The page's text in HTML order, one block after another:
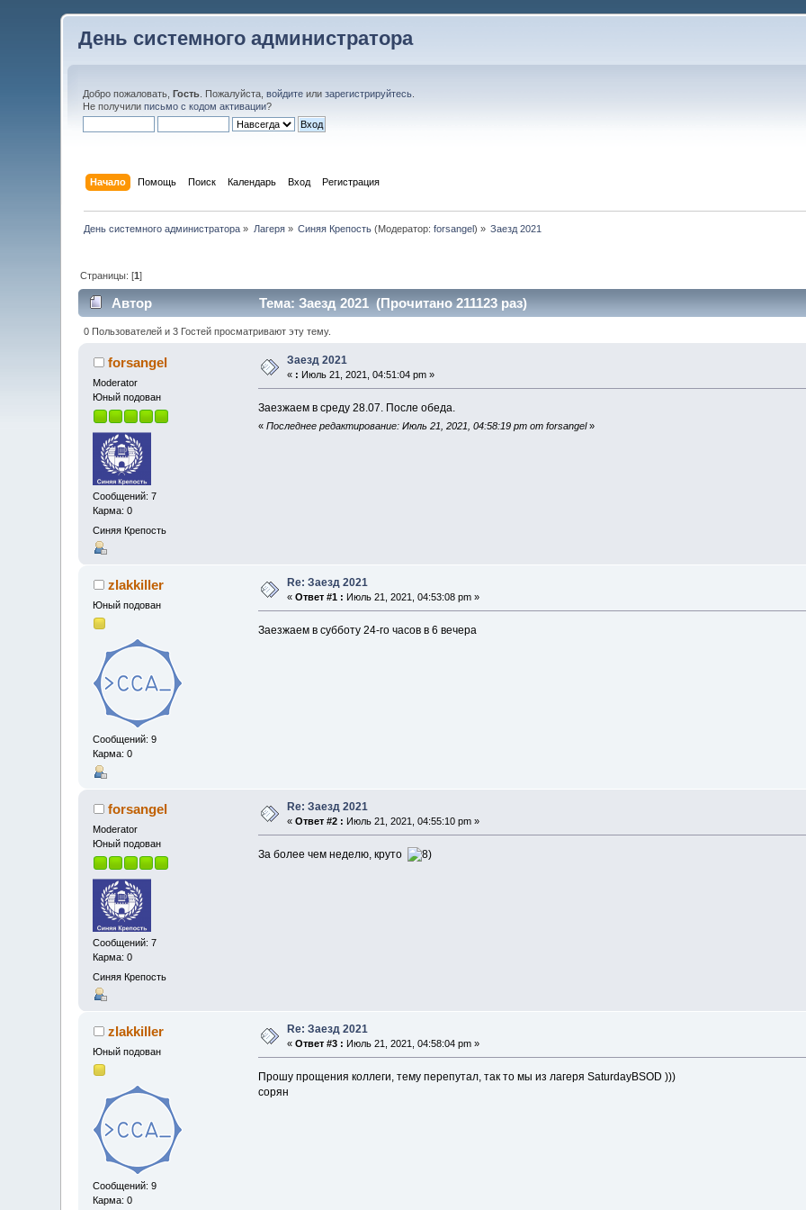
День системного администратора
Добро пожаловать,Гость . Пожалуйста,войдите илизарегистрируйтесь
Не получилиписьмо с кодом активации?
Начало Помощь Поиск Календарь Вход Регистрация
День системного администратора » Лагеря» Синяя Крепость (Модератор:forsangel) » Заезд 2021
Страницы: [1]
Автор Тема: Заезд 2021 (Прочитано 211123 раз)
0 Пользователей и 3 Гостей просматривают эту тему.
forsangel
Moderator
Юный подован
Сообщений: 7
Карма: 0
Синяя Крепость
Заезд 2021
« : Июль 21, 2021, 04:51:04 pm »
Заезжаем в среду 28.07. После обеда.
« Последнее редактирование: Июль 21, 2021, 04:58:19 pm от forsangel»
zlakkiller
Юный подован
Сообщений: 9
Карма: 0
Re: Заезд 2021
«Ответ #1 : Июль 21, 2021, 04:53:08 pm »
Заезжаем в субботу 24-го часов в 6 вечера
forsangel
Moderator
Юный подован
Сообщений: 7
Карма: 0
Синяя Крепость
Re: Заезд 2021
«Ответ #2 : Июль 21, 2021, 04:55:10 pm »
За более чем неделю, круто
zlakkiller
Юный подован
Сообщений: 9
Карма: 0
Re: Заезд 2021
«Ответ #3 : Июль 21, 2021, 04:58:04 pm »
Прошу прощения коллеги, тему перепутал, так то мы из лагеря SaturdayBSOD )))
сорян